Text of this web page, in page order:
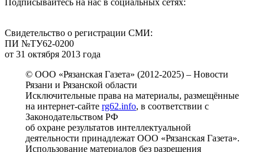
Подписывайтесь на нас в социальных сетях:
Свидетельство о регистрации СМИ:
ПИ №ТУ62-0200
от 31 октября 2013 года
© ООО «Рязанская Газета» (2012-2025) – Новости
Рязани и Рязанской области
Исключительные права на материалы, размещённые
на интернет-сайте rg62.info, в соответствии с
Законодательством РФ
об охране результатов интеллектуальной
деятельности принадлежат ООО «Рязанская Газета».
Использование материалов без разрешения